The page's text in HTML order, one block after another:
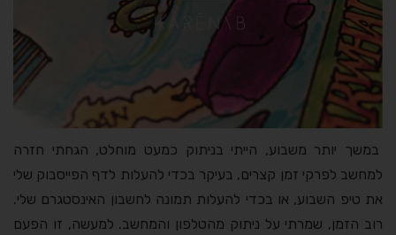
במשך יותר משבוע, הייתי בניתוק כמעט מוחלט, הגחתי חזרה
למחשב לפרקי זמן קצרים, בעיקר בכדי להעלות לדף הפייסבוק שלי
את טיפ השבוע, או בכדי להעלות תמונה לחשבון האינסטגרם שלי.
רוב הזמן, שמרתי על ניתוק מהטלפון והמחשב. למעשה, זו הפעם